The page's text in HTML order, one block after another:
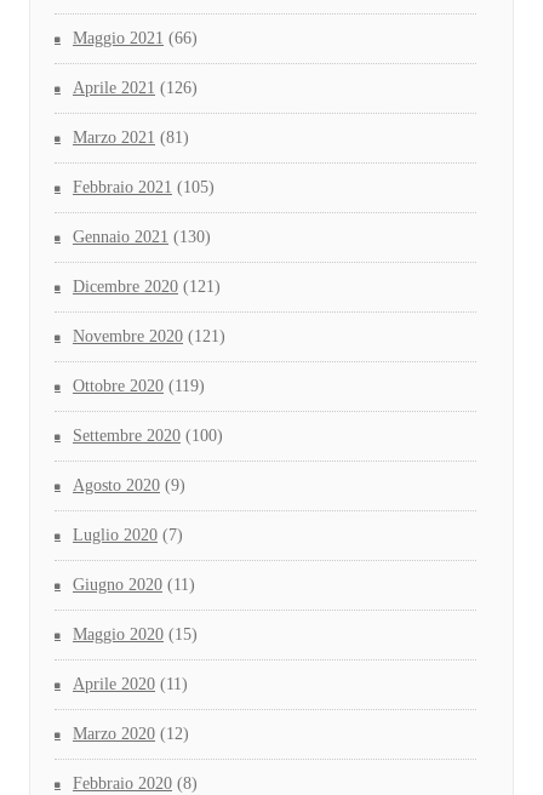
Maggio 2021 (66)
Aprile 2021 (126)
Marzo 2021 (81)
Febbraio 2021 (105)
Gennaio 2021 (130)
Dicembre 2020 (121)
Novembre 2020 (121)
Ottobre 2020 (119)
Settembre 2020 (100)
Agosto 2020 (9)
Luglio 2020 (7)
Giugno 2020 (11)
Maggio 2020 (15)
Aprile 2020 (11)
Marzo 2020 (12)
Febbraio 2020 (8)